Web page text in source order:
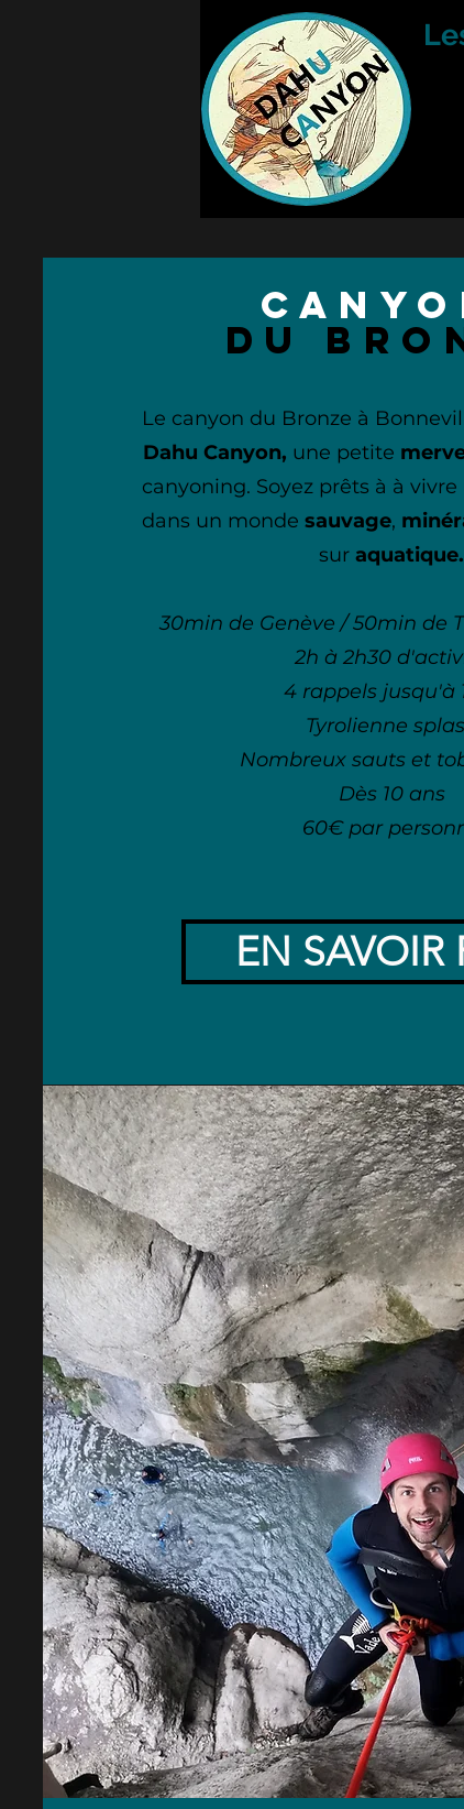
du
Le canyon du Bronze à
Dahu Canyon, une petite
canyoning. Soyez prêts à à
dans un monde sauvage,
sur aquatique.
30min de Genève / 50min de
2h à 2h30
4 rappels jusqu'à
Tyrolienne
Nombreux sauts et
Dès 10 ans
60€ par
EN SAVOIR